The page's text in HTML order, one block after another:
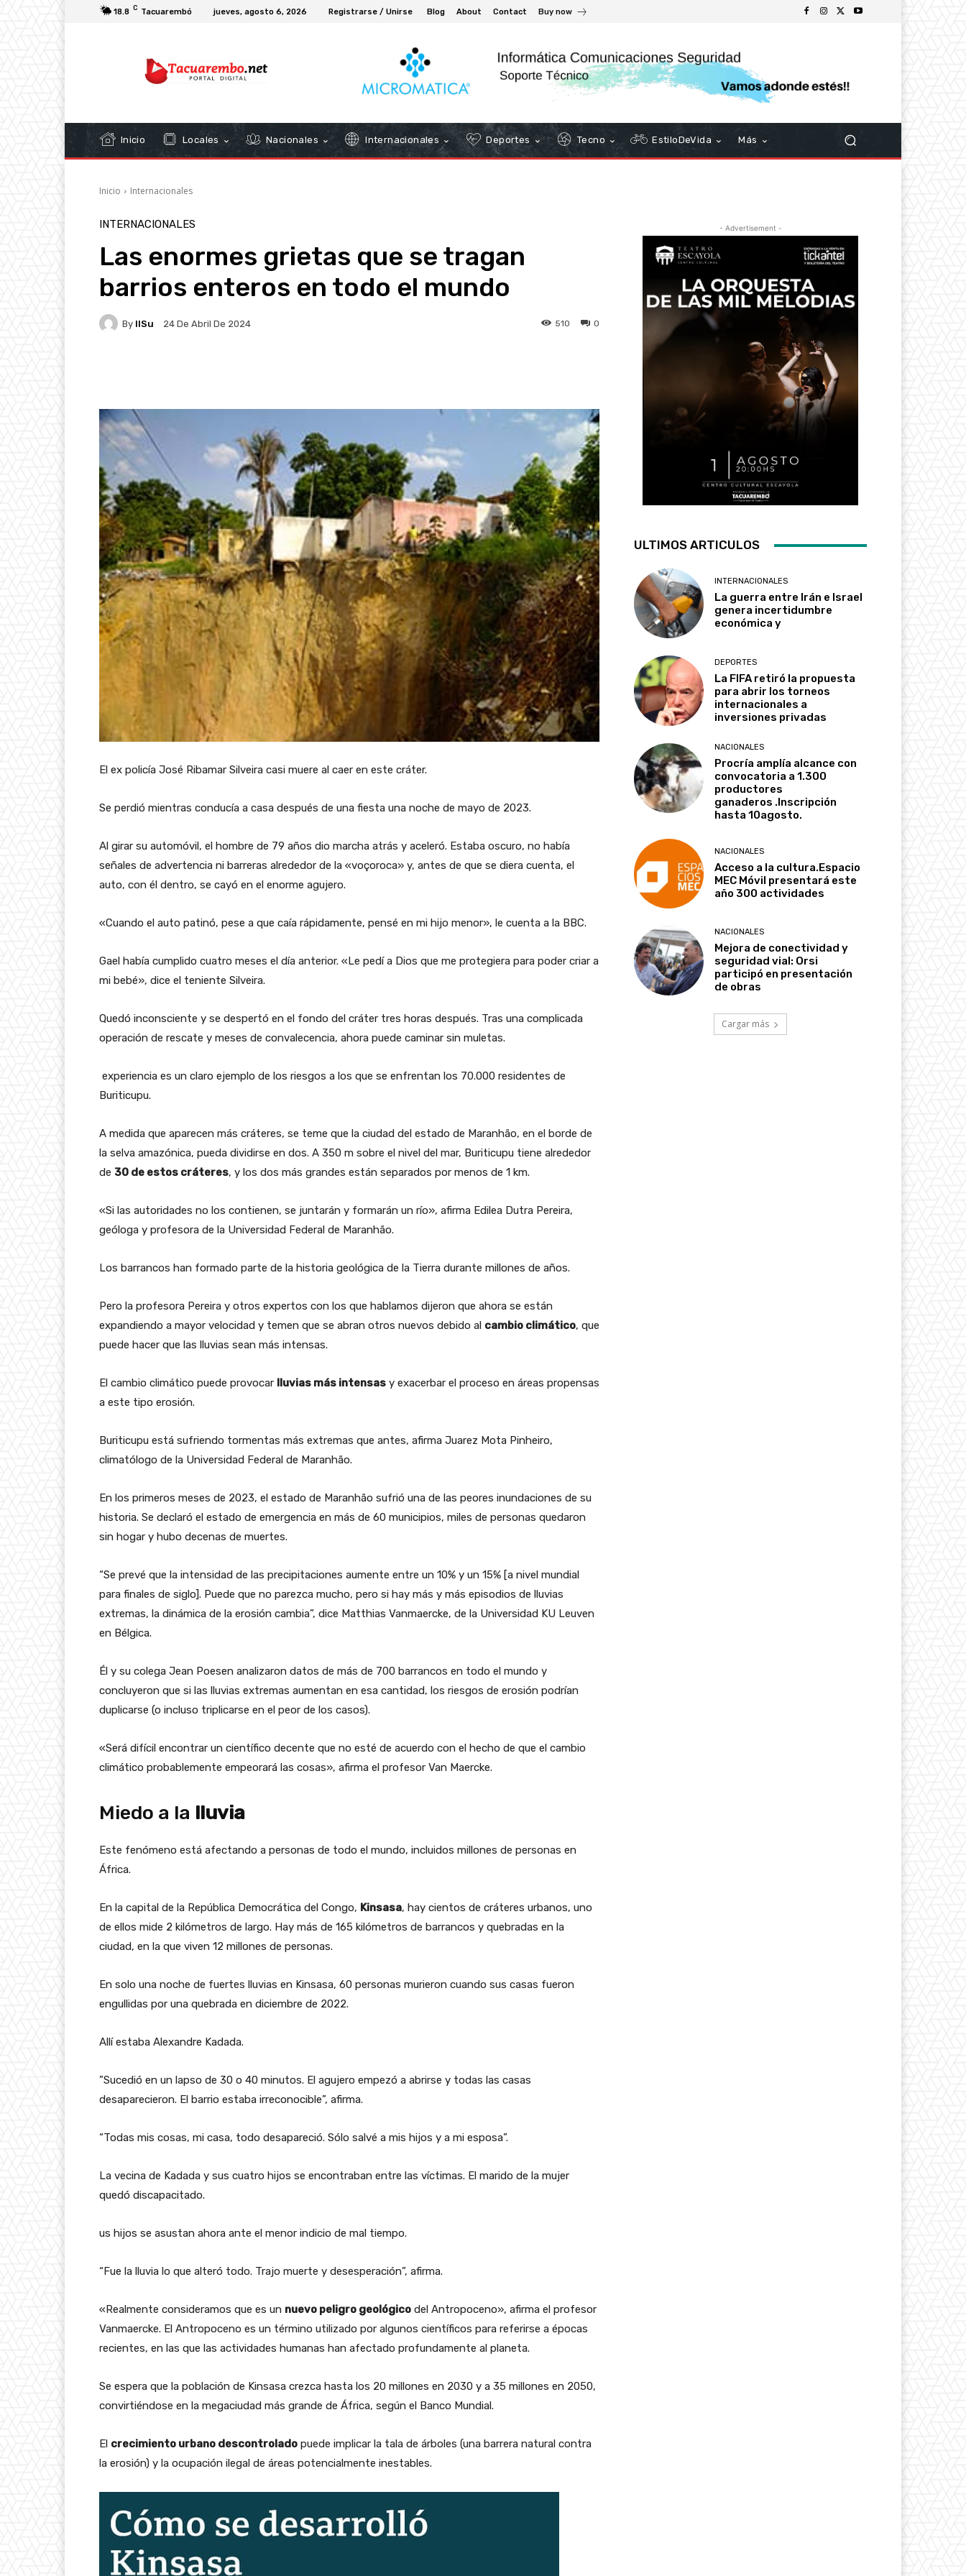
18.8 C Tacuarembó jueves, agosto 6, 2026 Registrarse / Unirse Blog About Contact Buy now
Inicio Locales Nacionales Internacionales Deportes Tecno EstiloDeVida Más
Inicio Internacionales
INTERNACIONALES
Las enormes grietas que se tragan
barrios enteros en todo el mundo
By IlSu 24 De Abril De 2024 0
510
El ex policía José Ribamar Silveira casi muere al caer en este cráter.
Se perdió mientras conducía a casa después de una fiesta una noche de mayo de 2023.
Al girar su automóvil, el hombre de 79 años dio marcha atrás y aceleró. Estaba oscuro, no había
señales de advertencia ni barreras alrededor de la «voçoroca» y, antes de que se diera cuenta, el
auto, con él dentro, se cayó en el enorme agujero.
«Cuando el auto patinó, pese a que caía rápidamente, pensé en mi hijo menor», le cuenta a la BBC.
Gael había cumplido cuatro meses el día anterior. «Le pedí a Dios que me protegiera para poder criar a
mi bebé», dice el teniente Silveira.
Quedó inconsciente y se despertó en el fondo del cráter tres horas después. Tras una complicada
operación de rescate y meses de convalecencia, ahora puede caminar sin muletas.
experiencia es un claro ejemplo de los riesgos a los que se enfrentan los 70.000 residentes de
Buriticupu.
A medida que aparecen más cráteres, se teme que la ciudad del estado de Maranhão, en el borde de
la selva amazónica, pueda dividirse en dos. A 350 m sobre el nivel del mar, Buriticupu tiene alrededor
de 30 de estos cráteres, y los dos más grandes están separados por menos de 1 km.
«Si las autoridades no los contienen, se juntarán y formarán un río», afirma Edilea Dutra Pereira,
geóloga y profesora de la Universidad Federal de Maranhão.
Los barrancos han formado parte de la historia geológica de la Tierra durante millones de años.
Pero la profesora Pereira y otros expertos con los que hablamos dijeron que ahora se están
expandiendo a mayor velocidad y temen que se abran otros nuevos debido al cambio climático, que
puede hacer que las lluvias sean más intensas.
El cambio climático puede provocar lluvias más intensas y exacerbar el proceso en áreas propensas
a este tipo erosión.
Buriticupu está sufriendo tormentas más extremas que antes, afirma Juarez Mota Pinheiro,
climatólogo de la Universidad Federal de Maranhão.
En los primeros meses de 2023, el estado de Maranhão sufrió una de las peores inundaciones de su
historia. Se declaró el estado de emergencia en más de 60 municipios, miles de personas quedaron
sin hogar y hubo decenas de muertes.
“Se prevé que la intensidad de las precipitaciones aumente entre un 10% y un 15% [a nivel mundial
para finales de siglo]. Puede que no parezca mucho, pero si hay más y más episodios de lluvias
extremas, la dinámica de la erosión cambia”, dice Matthias Vanmaercke, de la Universidad KU Leuven
en Bélgica.
Él y su colega Jean Poesen analizaron datos de más de 700 barrancos en todo el mundo y
concluyeron que si las lluvias extremas aumentan en esa cantidad, los riesgos de erosión podrían
duplicarse (o incluso triplicarse en el peor de los casos).
«Será difícil encontrar un científico decente que no esté de acuerdo con el hecho de que el cambio
climático probablemente empeorará las cosas», afirma el profesor Van Maercke.
Miedo a la lluvia
Este fenómeno está afectando a personas de todo el mundo, incluidos millones de personas en
África.
En la capital de la República Democrática del Congo, Kinsasa, hay cientos de cráteres urbanos, uno
de ellos mide 2 kilómetros de largo. Hay más de 165 kilómetros de barrancos y quebradas en la
ciudad, en la que viven 12 millones de personas.
En solo una noche de fuertes lluvias en Kinsasa, 60 personas murieron cuando sus casas fueron
engullidas por una quebrada en diciembre de 2022.
Allí estaba Alexandre Kadada.
”Sucedió en un lapso de 30 o 40 minutos. El agujero empezó a abrirse y todas las casas
desaparecieron. El barrio estaba irreconocible”, afirma.
“Todas mis cosas, mi casa, todo desapareció. Sólo salvé a mis hijos y a mi esposa”.
La vecina de Kadada y sus cuatro hijos se encontraban entre las víctimas. El marido de la mujer
quedó discapacitado.
us hijos se asustan ahora ante el menor indicio de mal tiempo.
“Fue la lluvia lo que alteró todo. Trajo muerte y desesperación”, afirma.
«Realmente consideramos que es un nuevo peligro geológico del Antropoceno», afirma el profesor
Vanmaercke. El Antropoceno es un término utilizado por algunos científicos para referirse a épocas
recientes, en las que las actividades humanas han afectado profundamente al planeta.
Se espera que la población de Kinsasa crezca hasta los 20 millones en 2030 y a 35 millones en 2050,
convirtiéndose en la megaciudad más grande de África, según el Banco Mundial.
El crecimiento urbano descontrolado puede implicar la tala de árboles (una barrera natural contra
la erosión) y la ocupación ilegal de áreas potencialmente inestables.
- Advertisement -
ULTIMOS ARTICULOS
INTERNACIONALES
La guerra entre Irán e Israel
genera incertidumbre
económica y
DEPORTES
La FIFA retiró la propuesta
para abrir los torneos
internacionales a
inversiones privadas
NACIONALES
Procría amplía alcance con
convocatoria a 1.300
productores
ganaderos .Inscripción
hasta 10agosto.
NACIONALES
Acceso a la cultura.Espacio
MEC Móvil presentará este
año 300 actividades
NACIONALES
Mejora de conectividad y
seguridad vial: Orsi
participó en presentación
de obras
Cargar más